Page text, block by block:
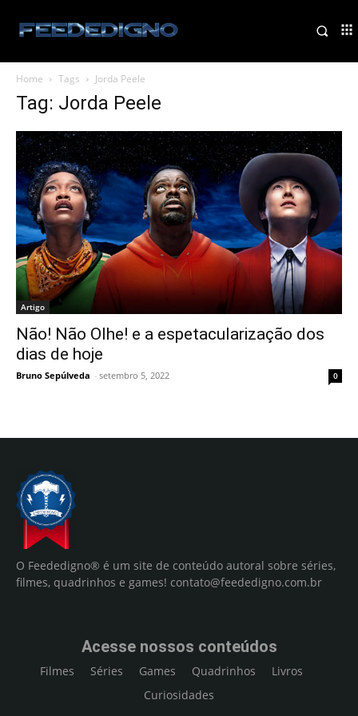
Home Tags Jorda Peele
Tag: Jorda Peele
Artigo
Não! Não Olhe! e a espetacularização dos
dias de hoje
Bruno Sepúlveda - setembro 5, 2022 0
O Feededigno® é um site de conteúdo autoral sobre séries,
filmes, quadrinhos e games! contato@feededigno.com.br
Acesse nossos conteúdos
Filmes Séries Games Quadrinhos
Livros
Curiosidades